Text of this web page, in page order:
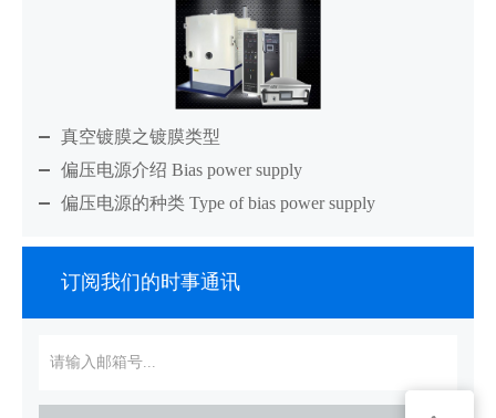
真空镀膜之镀膜类型
偏压电源介绍 Bias power supply
偏压电源的种类 Type of bias power supply
订阅我们的时事通讯